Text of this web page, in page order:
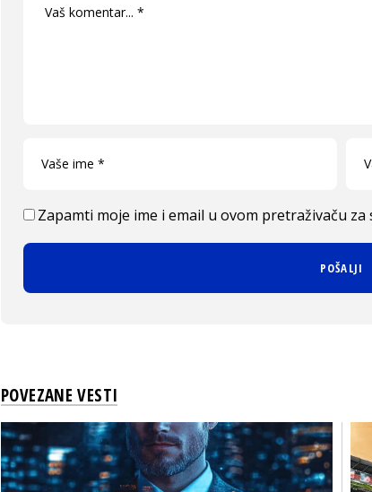
Zapamti moje ime i email u ovom pretraživaču za
POVEZANE VESTI